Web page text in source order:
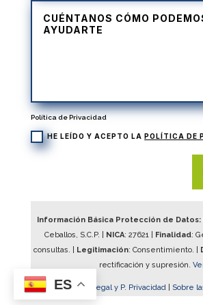
Política de Privacidad
HE LEÍDO Y ACEPTO LAPOLÍTICA DE
Información Básica Protección de Datos:
Ceballos, S.C.P. | NICA: 27621| Finalidad:
consultas. | Legitimación: Consentimiento. |
rectificación y supresión.
Aviso Legal y P. Privacidad Sobre
ES